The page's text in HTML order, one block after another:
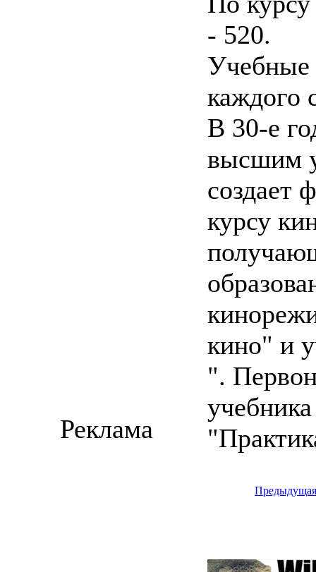
- 520.
Учебные
каждого
В 30-е
высшим
создает
курсу
кино" и
".
Предыдущая
Реклама